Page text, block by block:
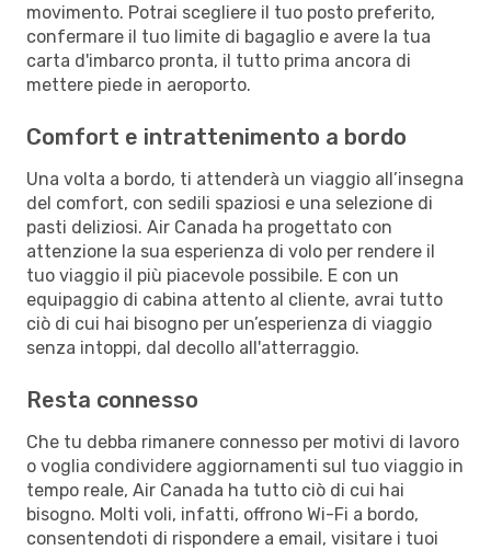
movimento. Potrai scegliere il tuo posto preferito,
confermare il tuo limite di bagaglio e avere la tua
carta d'imbarco pronta, il tutto prima ancora di
mettere piede in aeroporto.
Comfort e intrattenimento a bordo
Una volta a bordo, ti attenderà un viaggio all’insegna
del comfort, con sedili spaziosi e una selezione di
pasti deliziosi. Air Canada ha progettato con
attenzione la sua esperienza di volo per rendere il
tuo viaggio il più piacevole possibile. E con un
equipaggio di cabina attento al cliente, avrai tutto
ciò di cui hai bisogno per un’esperienza di viaggio
senza intoppi, dal decollo all'atterraggio.
Resta connesso
Che tu debba rimanere connesso per motivi di lavoro
o voglia condividere aggiornamenti sul tuo viaggio in
tempo reale, Air Canada ha tutto ciò di cui hai
bisogno. Molti voli, infatti, offrono Wi-Fi a bordo,
consentendoti di rispondere a email, visitare i tuoi